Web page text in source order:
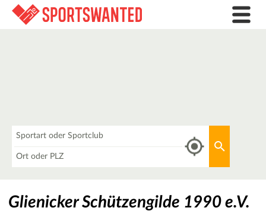
Glienicker Schützengilde 1990 e.V.